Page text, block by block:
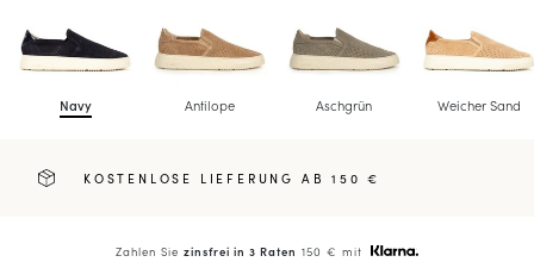
Navy Antilope Aschgrün Weicher Sand
KOSTENLOSE LIEFERUNG AB 150 €
Zahlen Siezinsfrei in 3 Raten 150 € mit